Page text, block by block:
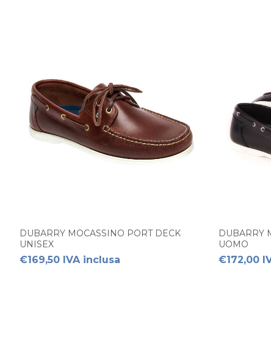
DUBARRY MOCASSINO PORT DECK
UNISEX
€169,50 IVA inclusa
DUBARRY
UOMO
€172,00